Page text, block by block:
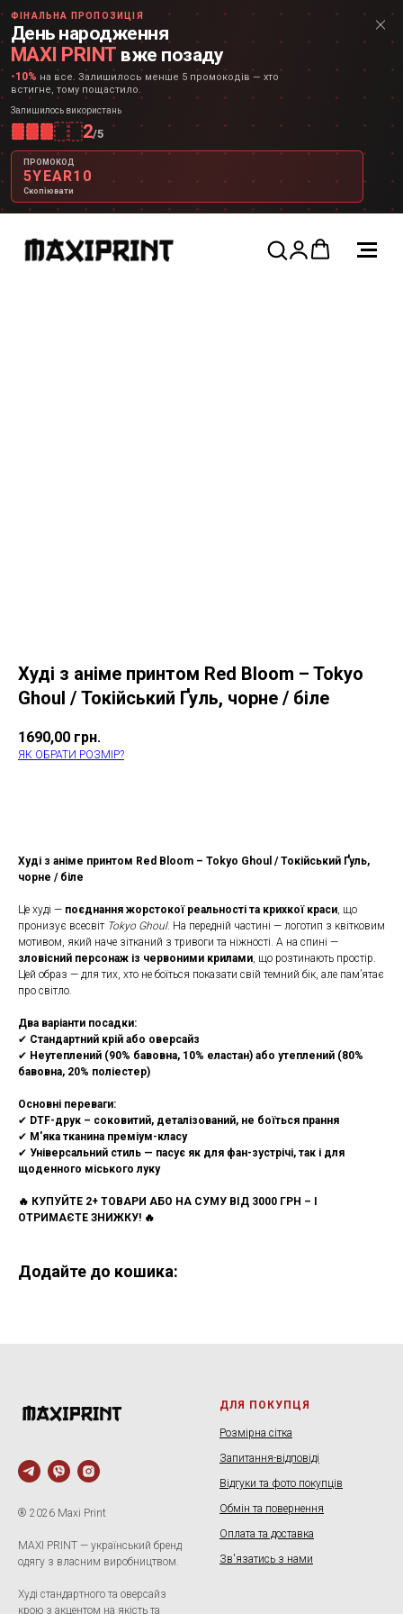
ФІНАЛЬНА ПРОПОЗИЦІЯ
День народження
MAXI PRINT вже позаду
-10% на все. Залишилось менше 5 промокодів — хто
встигне, тому пощастило.
Залишилось використань
2/5
ПРОМОКОД
5YEAR10
Скопіювати
Худі з аніме принтом Red Bloom – Tokyo
Ghoul / Токійський Ґуль, чорне / біле
1690,00 грн.
ЯК ОБРАТИ РОЗМІР?
Худі з аніме принтом Red Bloom – Tokyo Ghoul / Токійський Ґуль,
чорне / біле
Це худі — поєднання жорстокої реальності та крихкої краси, що
пронизує всесвіт Tokyo Ghoul. На передній частині — логотип з квітковим
мотивом, який наче зітканий з тривоги та ніжності. А на спині —
зловісний персонаж із червоними крилами, що розтинають простір.
Цей образ — для тих, хто не боїться показати свій темний бік, але пам’ятає
про світло.
Два варіанти посадки:
✔ Стандартний крій або оверсайз
✔ Неутеплений (90% бавовна, 10% еластан) або утеплений (80%
бавовна, 20% поліестер)
Основні переваги:
✔ DTF-друк – соковитий, деталізований, не боїться прання
✔ М'яка тканина преміум-класу
✔ Універсальний стиль — пасує як для фан-зустрічі, так і для
щоденного міського луку
🔥 КУПУЙТЕ 2+ ТОВАРИ АБО НА СУМУ ВІД 3000 ГРН – І
ОТРИМАЄТЕ ЗНИЖКУ! 🔥
Додайте до кошика:
® 2026 Maxi Print
MAXI PRINT — український бренд
одягу з власним виробництвом.
Худі стандартного та оверсайз
крою з акцентом на якість та
ДЛЯ ПОКУПЦЯ
Розмірна сітка
Запитання-відповіді
Відгуки та фото покупців
Обмін та повернення
Оплата та доставка
Зв'язатись з нами